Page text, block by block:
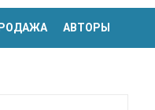
АВТОРЫ